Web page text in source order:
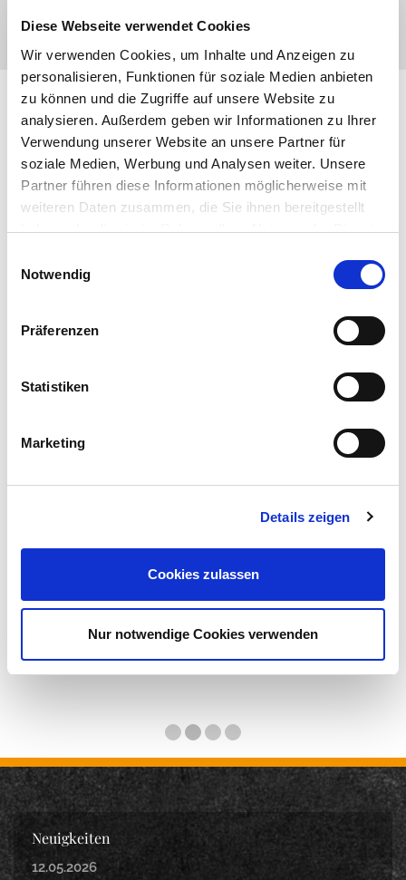
Diese Webseite verwendet Cookies
Wir verwenden Cookies, um Inhalte und Anzeigen zu
personalisieren, Funktionen für soziale Medien anbieten
zu können und die Zugriffe auf unsere Website zu
analysieren. Außerdem geben wir Informationen zu Ihrer
Verwendung unserer Website an unsere Partner für
soziale Medien, Werbung und Analysen weiter. Unsere
Partner führen diese Informationen möglicherweise mit
weiteren Daten zusammen, die Sie ihnen bereitgestellt
haben oder die sie im Rahmen Ihrer Nutzung der Dienste
Cookies, wenn Sie unsere Webseite weiterhin nutzen.
Notwendig
Präferenzen
Statistiken
Marketing
Details zeigen
Cookies zulassen
Nur notwendige Cookies verwenden
Neuigkeiten
12.05.2026